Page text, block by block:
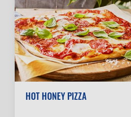
HOT HONEY PIZZA